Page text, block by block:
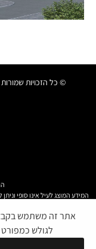
© כל הזכויות שמורות לקטה
המידע המוצג לעיל אינו סופי
לגולש